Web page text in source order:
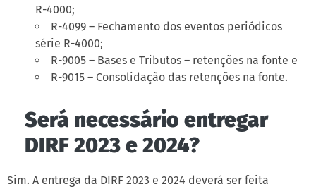
R-4000;
R-4099 – Fechamento dos eventos periódicos
série R-4000;
R-9005 – Bases e Tributos – retenções na fonte e
R-9015 – Consolidação das retenções na fonte.
Será necessário entregar
DIRF 2023 e 2024?
Sim. A entrega da DIRF 2023 e 2024 deverá ser feita